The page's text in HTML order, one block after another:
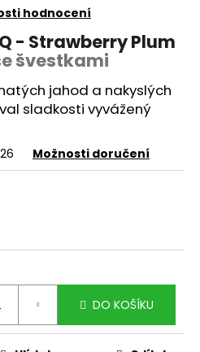
hodnocení
- Strawberry Plum
švestkami
jahod a nakyslých
sladkosti vyvážený
Možnosti doručení
DO KOŠÍKU